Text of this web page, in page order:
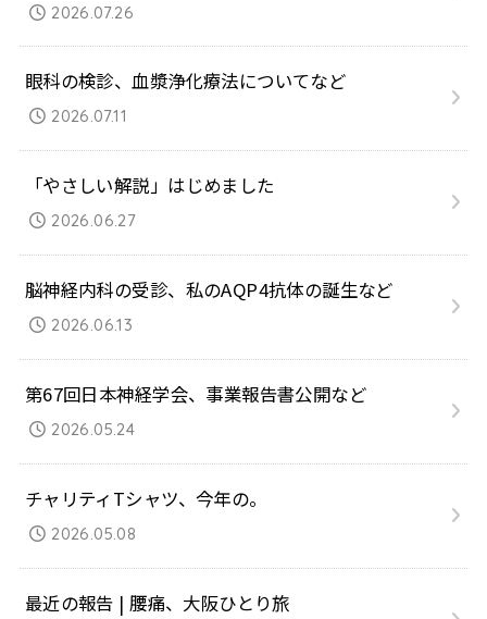
2026.07.26
眼科の検診、血漿浄化療法についてなど
2026.07.11
「やさしい解説」はじめました
2026.06.27
脳神経内科の受診、私のAQP4抗体の誕生など
2026.06.13
第67回日本神経学会、事業報告書公開など
2026.05.24
チャリティTシャツ、今年の。
2026.05.08
最近の報告 | 腰痛、大阪ひとり旅